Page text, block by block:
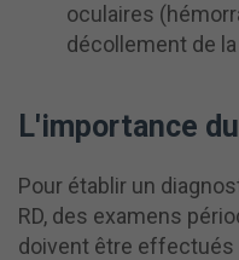
oculaires
décollement de
L'importance
Pour établir un
RD, des examens
doivent être effectués